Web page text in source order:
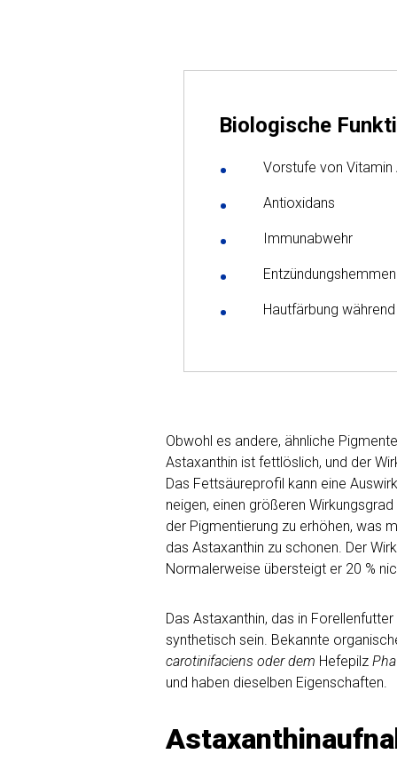
Biologische
Vorstufe von Vitamin
Antioxidans
Immunabwehr
Hautfärbung
Obwohl es andere, ähnliche
Astaxanthin ist fettlöslich, und der
Das Fettsäureprofil kann eine
neigen, einen größeren
der Pigmentierung zu erhöhen, was
das Astaxanthin zu schonen. Der
Normalerweise übersteigt er 20 %
Das Astaxanthin, das in
synthetisch sein. Bekannte
carotinifaciens oder dem Hefepilz
und haben dieselben Eigenschaften.